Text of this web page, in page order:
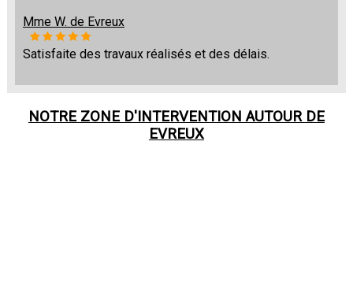
Mme W. de Evreux
Satisfaite des travaux réalisés et des délais.
NOTRE ZONE D'INTERVENTION AUTOUR DE
EVREUX